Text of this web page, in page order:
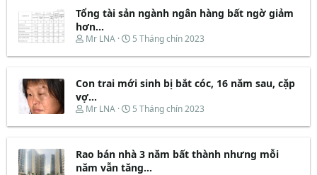
e
r
a
d
s
a
t
e
r
b
t
ầ
Tổng tài sản ngành ngân hàng bất ngờ giảm
hơn...
T
r
a
d
s
a
t
e
Mr LNA
N
à
b
t
ầ
5 Tháng chín 2023
Con trai mới sinh bị bắt cóc, 16 năm sau, cặp
vợ...
T
r
a
d
Mr LNA
N
à
b
ắ
5 Tháng chín 2023
Rao bán nhà 3 năm bất thành nhưng mỗi
năm vẫn tăng...